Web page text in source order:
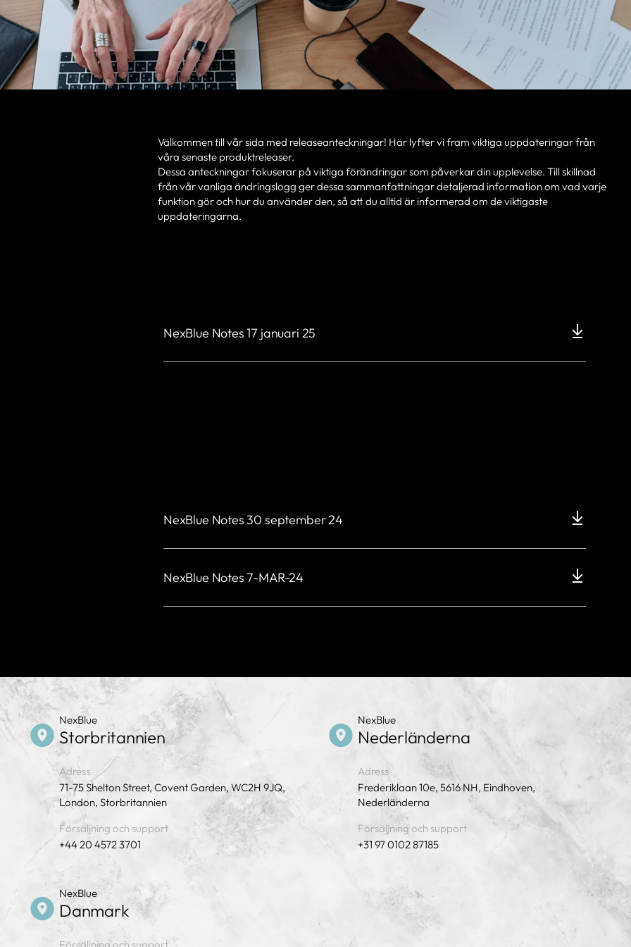
Välkommen till vår sida med releaseanteckningar! Här lyfter vi fram viktiga uppdateringar från
våra senaste produktreleaser.
Dessa anteckningar fokuserar på viktiga förändringar som påverkar din upplevelse. Till skillnad
från vår vanliga ändringslogg ger dessa sammanfattningar detaljerad information om vad varje
funktion gör och hur du använder den, så att du alltid är informerad om de viktigaste
uppdateringarna.
NexBlue Notes 17 januari 25
NexBlue Notes 30 september 24
NexBlue Notes 7-MAR-24
NexBlue
Storbritannien
Adress
71-75 Shelton Street, Covent Garden, WC2H 9JQ,
London, Storbritannien
Försäljning och support
+44 20 4572 3701
NexBlue
Nederländerna
Adress
Frederiklaan 10e, 5616 NH, Eindhoven,
Nederländerna
Försäljning och support
+31 97 0102 87185
NexBlue
Danmark